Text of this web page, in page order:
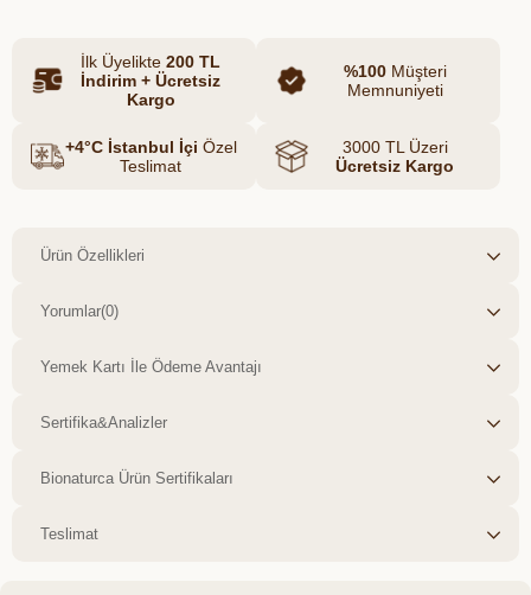
İlk Üyelikte 200 TL
İndirim + Ücretsiz
Kargo
%100Müşteri
Memnuniyeti
+4°C İstanbul İçi Özel
Teslimat
3000 TL Üzeri
Ücretsiz Kargo
Ürün Özellikleri
Yorumlar(0)
Yemek Kartı İle Ödeme Avantajı
Sertifika&Analizler
Bionaturca Ürün Sertifikaları
Teslimat